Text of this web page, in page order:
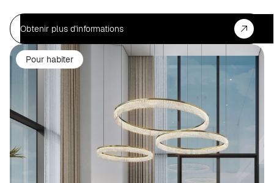
Obtenir plus d'informations
Pour habiter